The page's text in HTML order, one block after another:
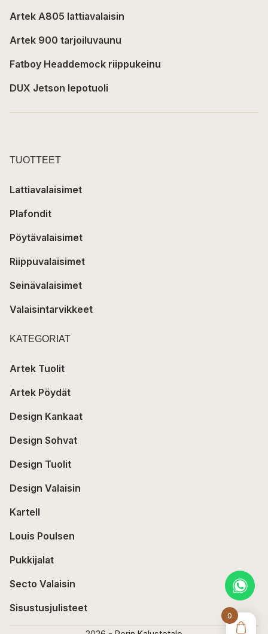
0
Artek A805 lattiavalaisin
Artek 900 tarjoiluvaunu
Fatboy Headdemock riippukeinu
DUX Jetson lepotuoli
TUOTTEET
Lattiavalaisimet
Plafondit
Pöytävalaisimet
Riippuvalaisimet
Seinävalaisimet
Valaisintarvikkeet
KATEGORIAT
Artek Tuolit
Artek Pöydät
Design Kankaat
Design Sohvat
Design Tuolit
Design Valaisin
Kartell
Louis Poulsen
Pukkijalat
Secto Valaisin
Sisustusjulisteet